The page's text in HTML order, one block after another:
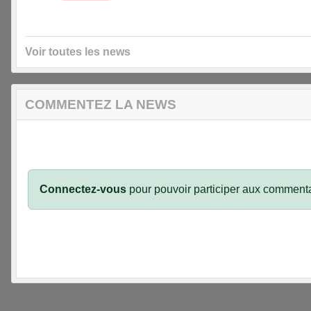
Voir toutes les news
COMMENTEZ LA NEWS
Connectez-vous pour pouvoir participer aux